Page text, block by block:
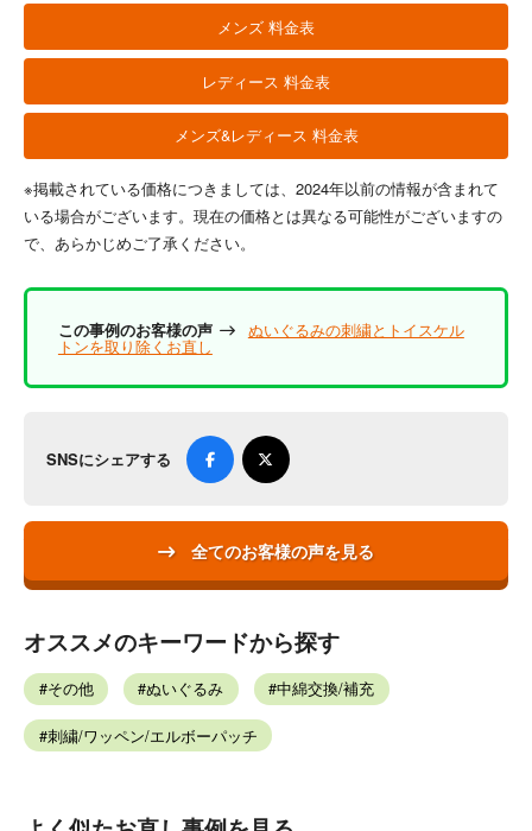
メンズ 料金表
レディース 料金表
メンズ&レディース 料金表
※掲載されている価格につきましては、2024年以前の情報が含まれて
いる場合がございます。現在の価格とは異なる可能性がございますの
で、あらかじめご了承ください。
この事例のお客様の声 ぬいぐるみの刺繍とトイスケル
トンを取り除くお直し
SNSにシェアする
全てのお客様の声を見る
オススメのキーワードから探す
その他 ぬいぐるみ 中綿交換/補充
刺繍/ワッペン/エルボーパッチ